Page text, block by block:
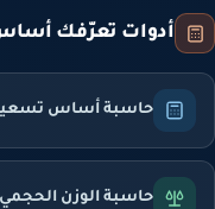
أدوات تعرّفك
حاسبة أساس
حاسبة الوزن الحجمي